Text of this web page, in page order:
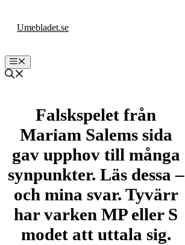
Umebladet.se
Meny
Falskspelet från
Mariam Salems sida
gav upphov till många
synpunkter. Läs dessa –
och mina svar. Tyvärr
har varken MP eller S
modet att uttala sig.